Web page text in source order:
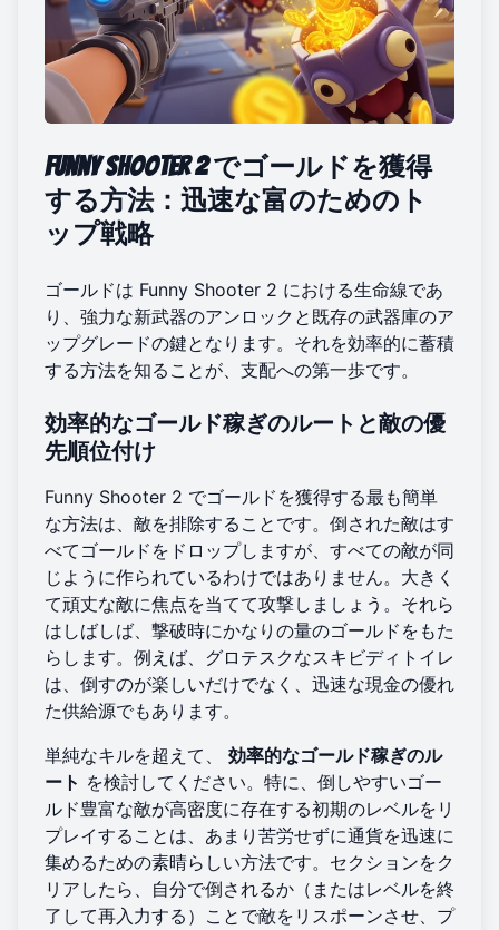
Funny Shooter 2 でゴールドを獲得
する方法：迅速な富のためのト
ップ戦略
ゴールドは Funny Shooter 2 における生命線であ
り、強力な新武器のアンロックと既存の武器庫のア
ップグレードの鍵となります。それを効率的に蓄積
する方法を知ることが、支配への第一歩です。
効率的なゴールド稼ぎのルートと敵の優
先順位付け
Funny Shooter 2 でゴールドを獲得する最も簡単
な方法は、敵を排除することです。倒された敵はす
べてゴールドをドロップしますが、すべての敵が同
じように作られているわけではありません。大きく
て頑丈な敵に焦点を当てて攻撃しましょう。それら
はしばしば、撃破時にかなりの量のゴールドをもた
らします。例えば、グロテスクなスキビディトイレ
は、倒すのが楽しいだけでなく、迅速な現金の優れ
た供給源でもあります。
単純なキルを超えて、 効率的なゴールド稼ぎのル
ート を検討してください。特に、倒しやすいゴー
ルド豊富な敵が高密度に存在する初期のレベルをリ
プレイすることは、あまり苦労せずに通貨を迅速に
集めるための素晴らしい方法です。セクションをク
リアしたら、自分で倒されるか（またはレベルを終
了して再入力する）ことで敵をリスポーンさせ、プ